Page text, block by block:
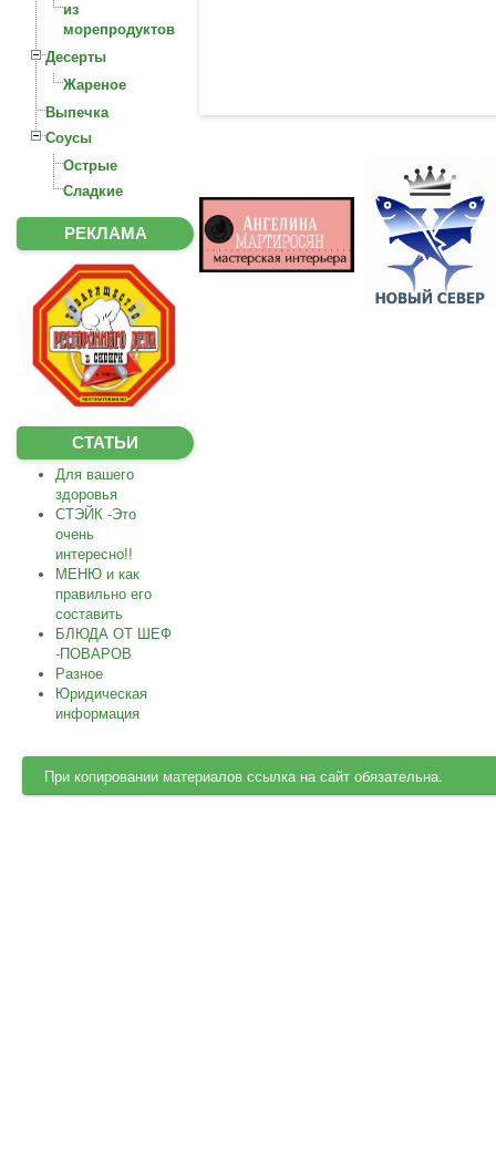
из
морепродуктов
Десерты
Жареное
Выпечка
Соусы
Острые
Сладкие
РЕКЛАМА
СТАТЬИ
Для вашего
здоровья
СТЭЙК -Это
очень
интересно!!
МЕНЮ и как
правильно его
составить
БЛЮДА ОТ ШЕФ
-ПОВАРОВ
Разное
Юридическая
информация
При копировании материалов ссылка на сайт обязательна.